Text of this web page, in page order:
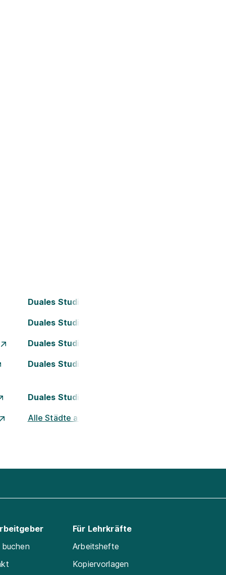
Duales Studium Bielefeld
Duales Studium Darmstadt
Duales Studium Essen
Duales Studium Kassel
Duales Studium München
Alle Städte ansehen
Für Lehrkräfte
Arbeitshefte
Kopiervorlagen